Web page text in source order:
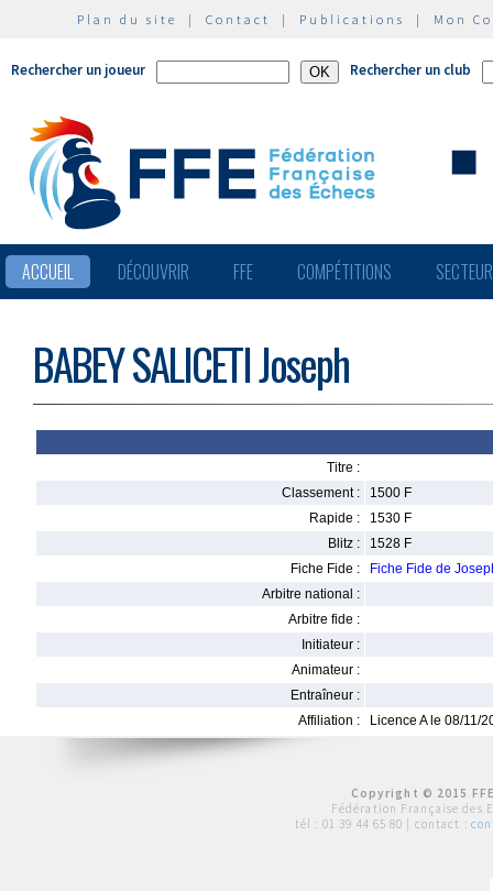
Plan du site | Contact | Publications | Mon
Rechercher un joueur Rechercher un club
ACCUEIL DÉCOUVRIR FFE COMPÉTITIONS
BABEY SALICETI Joseph
Titre :
Classement :
1500 F
Rapide :
1530 F
Blitz :
1528 F
Fiche Fide :
Fiche Fide de
Arbitre national :
Arbitre fide :
Initiateur :
Animateur :
Entraîneur :
Affiliation :
Licence A le 08/11/
Copyright © 2015
Fédération Française des
tél : 01 39 44 65 80 | contact :